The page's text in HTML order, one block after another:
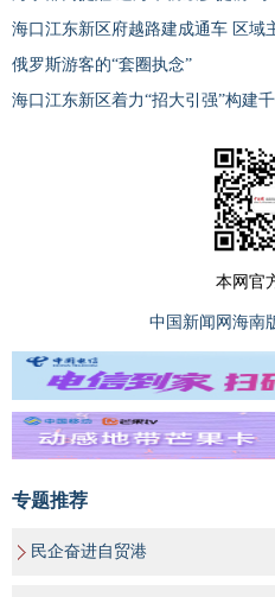
海口江东新区府越路建成通车 区域
俄罗斯游客的“套圈执念”
海口江东新区着力“招大引强”构建
本网官
中国新闻网海南
专题推荐
民企奋进自贸港